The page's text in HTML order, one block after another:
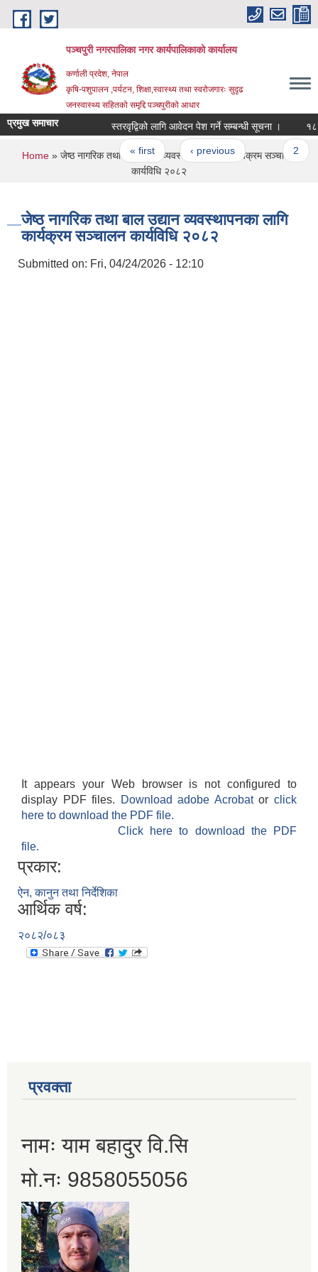
Skip to main content
पञ्चपुरी नगरपालिका नगर कार्यपालिकाको कार्यालय
कर्णाली प्रदेश, नेपाल
कृषि-पशुपालन ,पर्यटन, शिक्षा,स्वास्थ्य तथा स्वरोजगारः सुदृढ
जनस्वास्थ्य सहितको समृद्दि पञ्चपुरीको आधार
प्रमुख समाचार स्तरवृद्विको लागि आवेदन पेश गर्ने सम्बन्धी सूचना । १८ औँ
Pages
« first ‹ previous … 2
You are here
Home » जेष्ठ नागरिक तथा बाल उद्यान व्यवस्थापनका लागि कार्यक्रम सञ्चालन
कार्यविधि २०८२
जेष्ठ नागरिक तथा बाल उद्यान व्यवस्थापनका लागि
कार्यक्रम सञ्चालन कार्यविधि २०८२
Submitted on: Fri, 04/24/2026 - 12:10
It appears your Web browser is not configured to
display PDF files.
Download adobe Acrobatorclick
here to download the PDF file.
Click here to download the PDF
file.
प्रकार:
ऐन, कानुन तथा निर्देशिका
आर्थिक वर्ष:
२०८२/०८३
प्रवक्ता
नामः याम बहादुर वि.सि
मो.नः 9858055056